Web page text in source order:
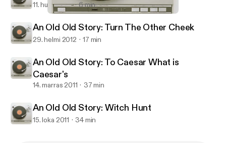
An Old Old Story
11. huhti 2012 6 min
An Old Old Story: Turn The Other Cheek
29. helmi 2012 17 min
An Old Old Story: To Caesar What is
Caesar's
14. marras 2011 37 min
An Old Old Story: Witch Hunt
15. loka 2011 34 min